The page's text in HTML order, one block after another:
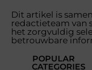
Dit artikel is
redactieteam van
het zorgvuldig
betrouwbare
POPULAR
CATEGORIES